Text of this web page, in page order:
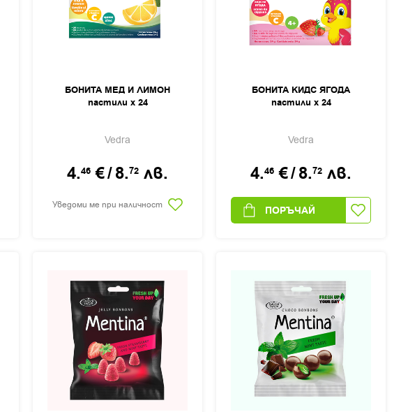
БОНИТА МЕД И ЛИМОН
пастили х 24
Vedra
4.46 €/8.72 лв.
Уведоми ме при наличност
БОНИТА КИДС ЯГОДА
пастили х 24
Vedra
4.46 €/8.72 лв.
ПОРЪЧАЙ